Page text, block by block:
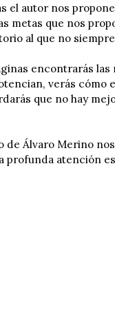
el autor nos
metas que nos
al que no
encontrarás
verás cómo
que no hay
de Álvaro Merino
profunda atención